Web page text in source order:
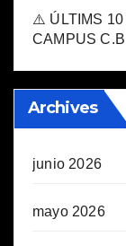
⚠️ ÚLTIMS 10
CAMPUS
Archives
junio 2026
mayo 2026